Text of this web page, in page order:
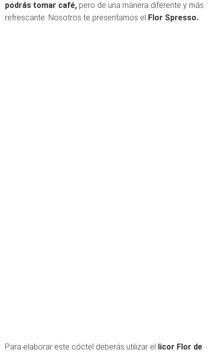
podrás tomar café, pero de una manera diferente y más
refrescante. Nosotros te presentamos el Flor Spresso.
Para elaborar este cóctel deberás utilizar el licor Flor de